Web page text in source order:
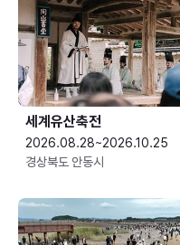
세계유산축전
2026.08.28~2026.10.25
경상북도 안동시